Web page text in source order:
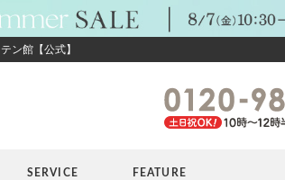
ン館【公式】
SERVICE FEATURE